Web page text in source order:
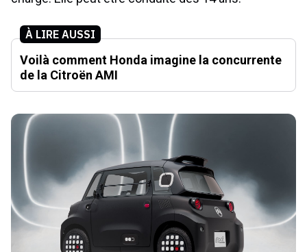
À LIRE AUSSI
Voilà comment Honda imagine la concurrente
de la Citroën AMI